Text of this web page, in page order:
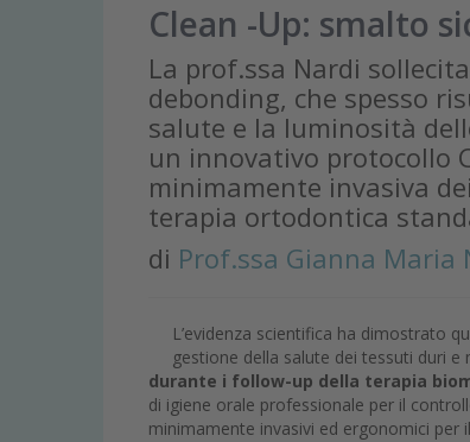
Clean -Up: smalto
La prof.ssa Nardi
debonding, che spesso
salute e la luminosità
un innovativo protocollo
minimamente invasiva
terapia ortodontica
di Prof.ssa Gianna Maria
L’evidenza scientifica ha dimostrato
gestione della salute dei tessuti duri
durante i follow-up della terapia
di igiene orale professionale per il
minimamente invasivi ed ergonomici per